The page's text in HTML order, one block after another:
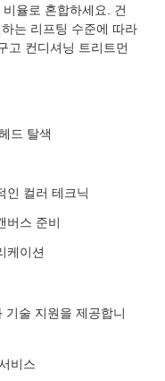
율로 혼합하세요. 건
는 리프팅 수준에 따라
고 컨디셔닝 트리트먼
드 탈색
인 컬러 테크닉
버스 준비
케이션
기술 지원을 제공합니
비스